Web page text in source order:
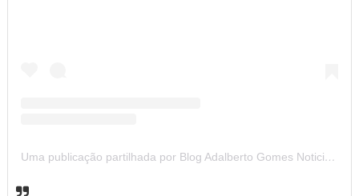
Uma publicação partilhada por Blog Adalberto Gomes Noticias (@blogadalbertogomesnoticiass)